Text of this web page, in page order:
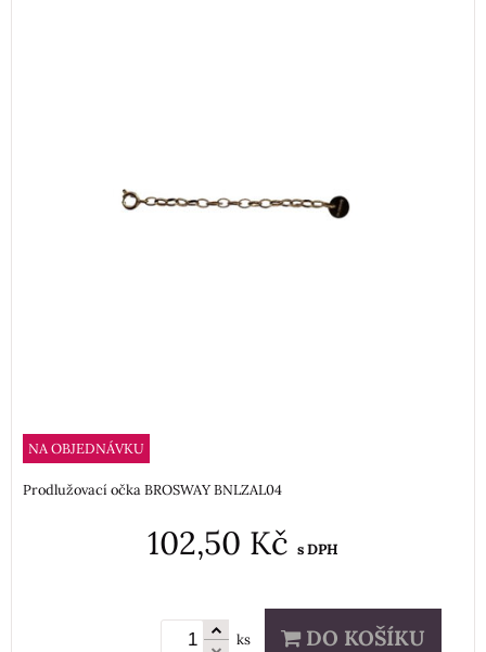
NA OBJEDNÁVKU
Prodlužovací očka BROSWAY BNLZAL04
102,50 Kč s DPH
ks DO KOŠÍKU